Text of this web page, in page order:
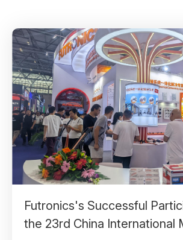
Futronics's Successful
the 23rd China International